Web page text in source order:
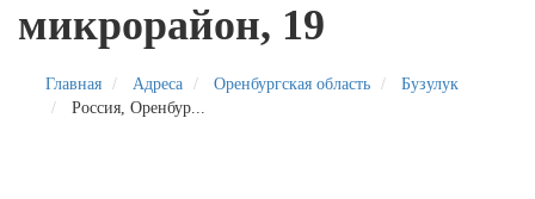
микрорайон, 19
Главная Адреса Оренбургская область
Бузулук
Россия, Оренбур...